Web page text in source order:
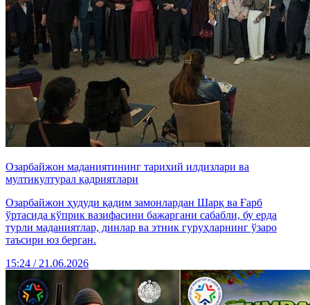
Озарбайжон маданиятининг тарихий илдизлари ва
мултикултурал қадриятлари
Озарбайжон ҳудуди қадим замонлардан Шарқ ва Ғарб
ўртасида кўприк вазифасини бажаргани сабабли, бу ерда
турли маданиятлар, динлар ва этник гуруҳларнинг ўзаро
таъсири юз берган.
15:24 / 21.06.2026